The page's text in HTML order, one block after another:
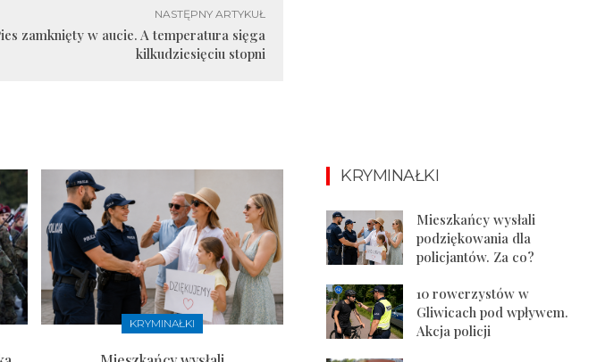
NASTĘPNY ARTYKUŁ
zamknięty w aucie. A temperatura sięga
kilkudziesięciu stopni
KRYMINAŁKI
KRYMINAŁKI
Mieszkańcy wysłali
podziękowania dla
policjantów. Za co?
10 rowerzystów w
Gliwicach pod wpływem.
Akcja policji